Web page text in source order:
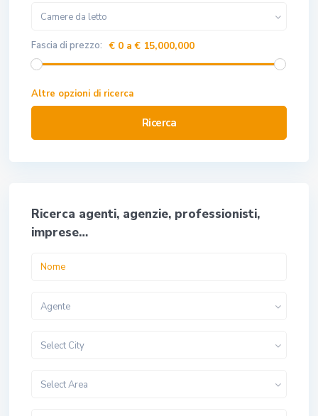
Camere da letto
Fascia di prezzo: € 0 a € 15,000,000
Altre opzioni di ricerca
Ricerca
Ricerca agenti, agenzie, professionisti,
imprese…
Agente
Select City
Select Area